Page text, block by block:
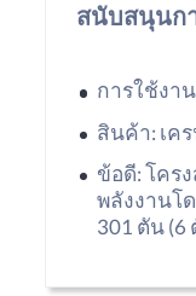
สนับสนุนก
การใช้งา
สินค้า: เค
ข้อดี: โคร
พลังงานโ
301 ตัน (6